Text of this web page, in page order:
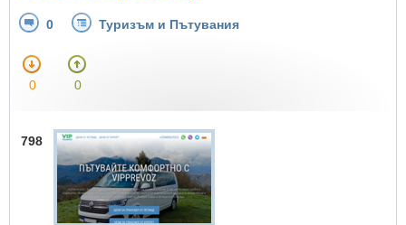
0 Туризъм и Пътувания
0 0
798